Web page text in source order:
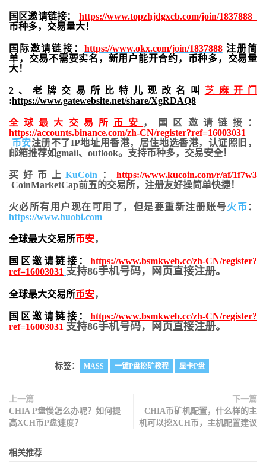
国区邀请链接： https://www.topzhjdgxcb.com/join/1837888
币种多，交易量大！
国际邀请链接： https://www.okx.com/join/1837888注册简
单，交易不需要实名，新用户能开合约， 币种多，交易量
大！
2、老牌交易所比特儿现改名叫 芝麻开门
:https://www.gatewebsite.net/share/XgRDAQ8
全球最大交易所 币安
，国区邀请链接：
https://accounts.binance.com/zh-CN/register?ref=16003031
币安注册不了IP地址用香港，居住地选香港，认证照旧，
邮箱推荐如gmail、outlook。支持币种多，交易安全！
买好币上KuCoin ：https://www.kucoin.com/r/af/1f7w3
CoinMarketCap前五的交易所，注册友好操简单快捷！
火必所有用户现在可用了，但是要重新注册账号火币 ：
https://www.huobi.com
全球最大交易所币安，
国区邀请链接： https://www.bsmkweb.cc/zh-CN/register?
ref=16003031 支持86手机号码，网页直接注册。
全球最大交易所币安，
国区邀请链接： https://www.bsmkweb.cc/zh-CN/register?
ref=16003031 支持86手机号码，网页直接注册。
标签： MASS 一键P盘挖矿教程 显卡P盘
上一篇
CHIA P盘慢怎么办呢？如何提
高XCH币P盘速度？
下一篇
CHIA币矿机配置，什么样的主
机可以挖XCH币，主机配置建议
相关推荐